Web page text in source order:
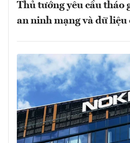
Thủ tướng yêu cầu tháo
an ninh mạng và dữ liệu